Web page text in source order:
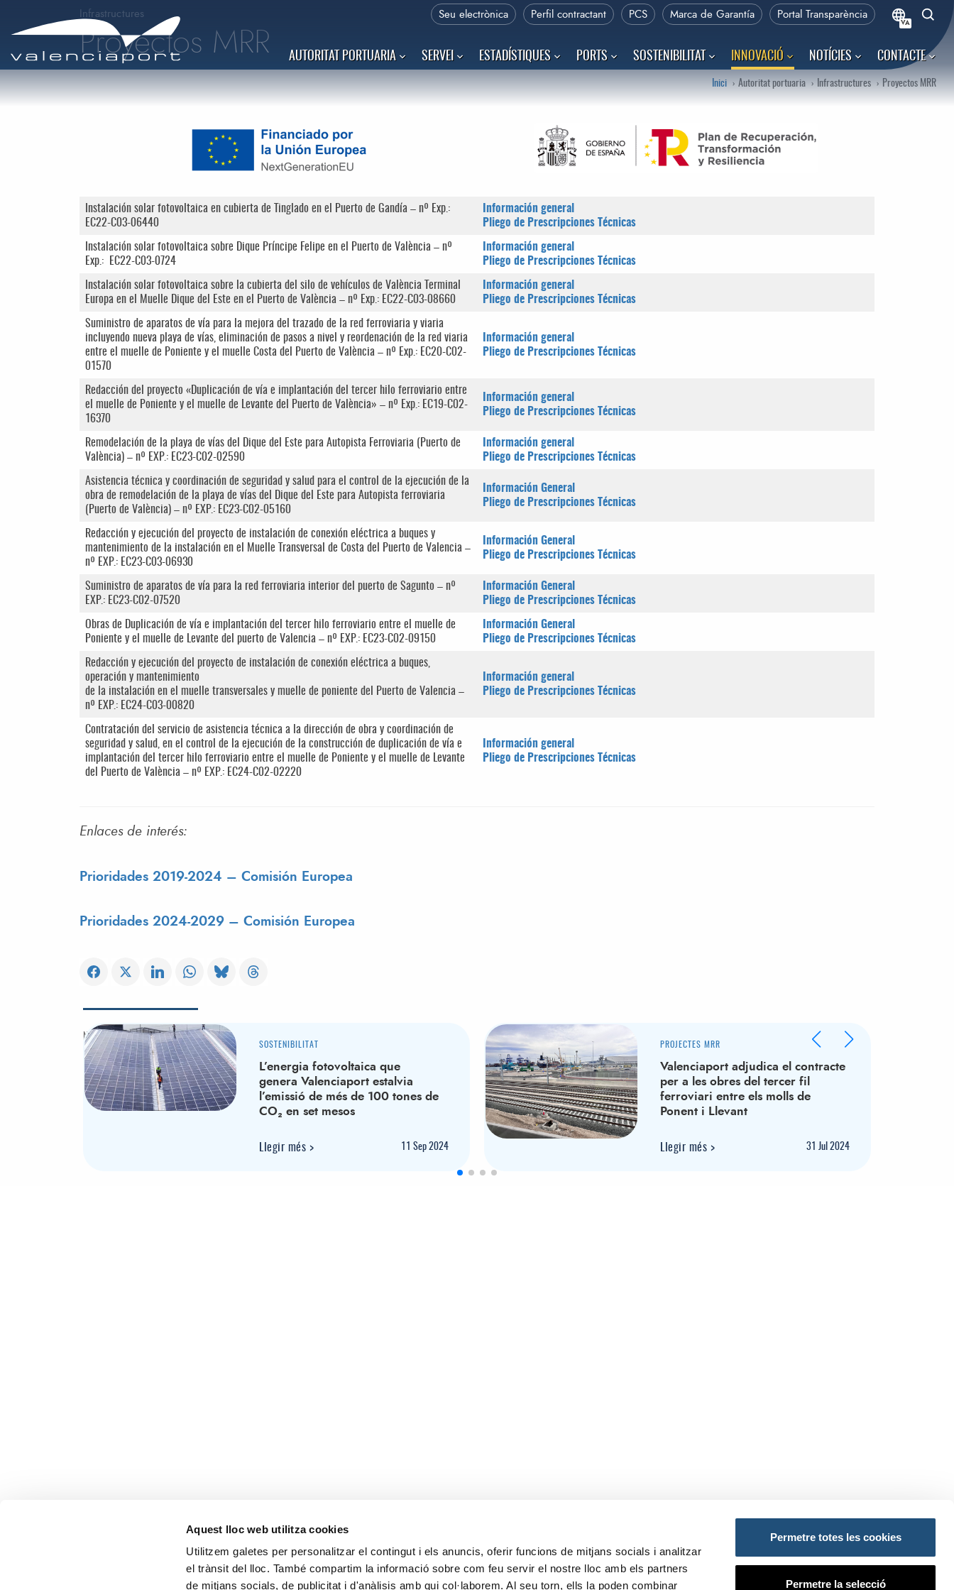
Aquest lloc web utilitza cookies
Utilitzem galetes per personalitzar el contingut i els anuncis, oferir funcions de mitjans socials i analitzar
el trànsit del lloc. També compartim la informació sobre com feu servir el nostre lloc amb els partners
de mitjans socials, de publicitat i d'anàlisis amb qui col·laborem. Al seu torn, ells la poden combinar
Permetre totes les cookies
Permetre la selecció
Seu electrònica Perfil contractant PCS Marca de Garantía Portal Transparència
VA
AUTORITAT PORTUARIA SERVEI ESTADÍSTIQUES PORTS SOSTENIBILITAT INNOVACIÓ NOTÍCIES CONTACTE
Infrastructures
Proyectos MRR
Inici Autoritat portuaria Infrastructures Proyectos MRR
Instalación solar fotovoltaica en cubierta de Tinglado en el Puerto de Gandía – nº Exp.:
EC22-C03-06440
Información general
Pliego de Prescripciones Técnicas
Instalación solar fotovoltaica sobre Dique Príncipe Felipe en el Puerto de València – nº
Exp.: EC22-C03-0724
Información general
Pliego de Prescripciones Técnicas
Instalación solar fotovoltaica sobre la cubierta del silo de vehículos de València Terminal
Europa en el Muelle Dique del Este en el Puerto de València – nº Exp.: EC22-C03-08660
Información general
Pliego de Prescripciones Técnicas
Suministro de aparatos de vía para la mejora del trazado de la red ferroviaria y viaria
incluyendo nueva playa de vías, eliminación de pasos a nivel y reordenación de la red viaria
entre el muelle de Poniente y el muelle Costa del Puerto de València – nº Exp.: EC20-C02-
01570
Información general
Pliego de Prescripciones Técnicas
Redacción del proyecto «Duplicación de vía e implantación del tercer hilo ferroviario entre
el muelle de Poniente y el muelle de Levante del Puerto de València» – nº Exp.: EC19-C02-
16370
Información general
Pliego de Prescripciones Técnicas
Remodelación de la playa de vías del Dique del Este para Autopista Ferroviaria (Puerto de
València) – nº EXP.: EC23-C02-02590
Información general
Pliego de Prescripciones Técnicas
Asistencia técnica y coordinación de seguridad y salud para el control de la ejecución de la
obra de remodelación de la playa de vías del Dique del Este para Autopista ferroviaria
(Puerto de València) – nº EXP.: EC23-C02-05160
Información General
Pliego de Prescripciones Técnicas
Redacción y ejecución del proyecto de instalación de conexión eléctrica a buques y
mantenimiento de la instalación en el Muelle Transversal de Costa del Puerto de Valencia –
nº EXP.: EC23-C03-06930
Información General
Pliego de Prescripciones Técnicas
Suministro de aparatos de vía para la red ferroviaria interior del puerto de Sagunto – nº
EXP.: EC23-C02-07520
Información General
Pliego de Prescripciones Técnicas
Obras de Duplicación de vía e implantación del tercer hilo ferroviario entre el muelle de
Poniente y el muelle de Levante del puerto de Valencia – nº EXP.: EC23-C02-09150
Información General
Pliego de Prescripciones Técnicas
Redacción y ejecución del proyecto de instalación de conexión eléctrica a buques,
operación y mantenimiento
de la instalación en el muelle transversales y muelle de poniente del Puerto de Valencia –
nº EXP.: EC24-C03-00820
Información general
Pliego de Prescripciones Técnicas
Contratación del servicio de asistencia técnica a la dirección de obra y coordinación de
seguridad y salud, en el control de la ejecución de la construcción de duplicación de vía e
implantación del tercer hilo ferroviario entre el muelle de Poniente y el muelle de Levante
del Puerto de València – nº EXP.: EC24-C02-02220
Información general
Pliego de Prescripciones Técnicas
Enlaces de interés:
Prioridades 2019-2024 – Comisión Europea
Prioridades 2024-2029 – Comisión Europea
NOTICIAS RELACIONADAS
SOSTENIBILITAT
L’energia fotovoltaica que
genera Valenciaport estalvia
l’emissió de més de 100 tones de
CO₂ en set mesos
Llegir més > Sep 2024
PROJECTES MRR
Valenciaport adjudica el contracte
per a les obres del tercer fil
ferroviari entre els molls de
Ponent i Llevant
Llegir més > 31 Jul 2024
CONTACTA'NS
Ministerio de Transportes y Movilidad Sostenible
Puertos del Estado